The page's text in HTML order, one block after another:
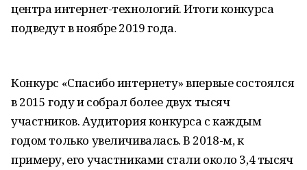
центра интернет-технологий. Итоги конкурса
подведут в ноябре 2019 года.
Конкурс «Спасибо интернету» впервые состоялся
в 2015 году и собрал более двух тысяч
участников. Аудитория конкурса с каждым
годом только увеличивалась. В 2018-м, к
примеру, его участниками стали около 3,4 тысяч